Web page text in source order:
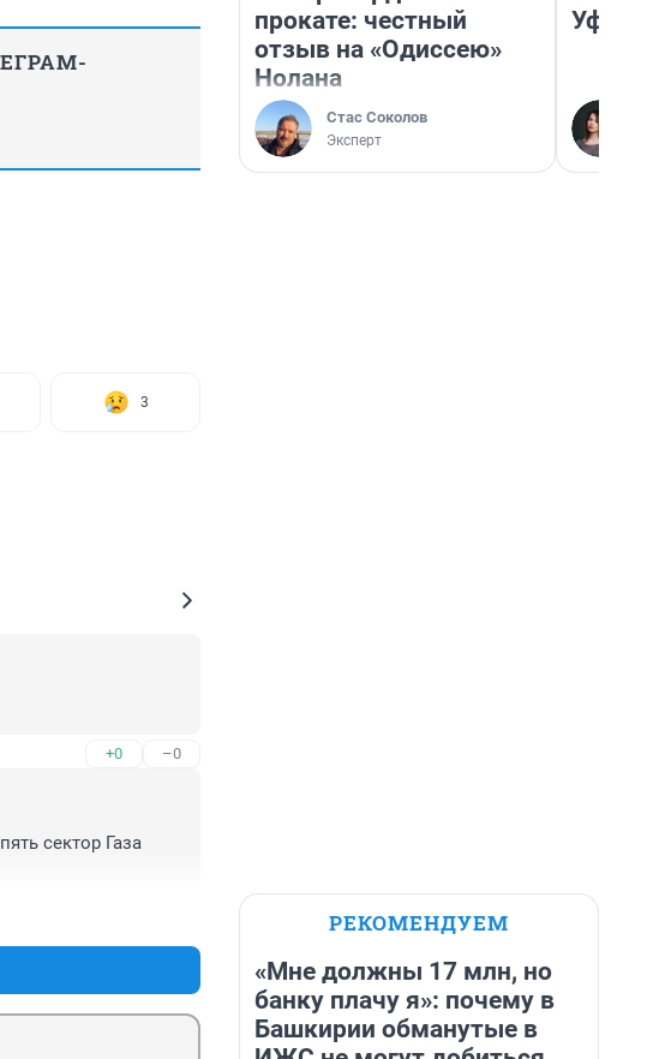
3
+0 –0
сектор Газа
прокате: честный
отзыв на «Одиссею»
Нолана
Стас Соколов
Эксперт
Уфа
РЕКОМЕНДУЕМ
«Мне должны 17 млн, но
банку плачу я»: почему в
Башкирии обманутые в